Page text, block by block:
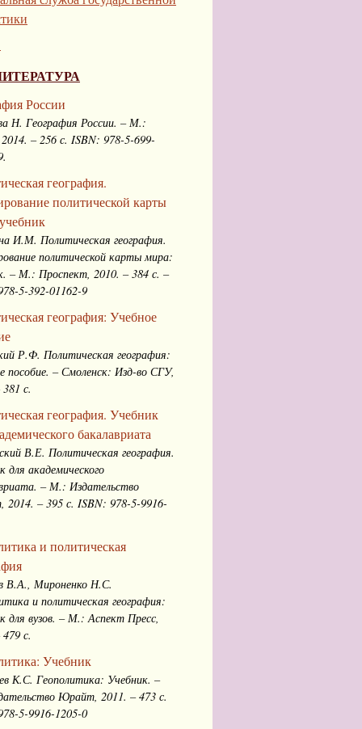
России
Н. География России. – М.:
– 256 с. ISBN: 978-5-699-
география.
политической карты
И.М. Политическая география.
политической карты мира:
– М.: Проспект, 2010. – 384 с. –
5-392-01162-9
география: Учебное
Р.Ф. Политическая география:
пособие. – Смоленск: Изд-во СГУ,
с.
география. Учебник
бакалавриата
В.Е. Политическая география.
для академического
– М.: Издательство
– 395 с. ISBN: 978-5-9916-
и политическая
В.А., Мироненко Н.С.
и политическая география:
для вузов. – М.: Аспект Пресс,
с.
Учебник
К.С. Геополитика: Учебник. –
Юрайт, 2011. – 473 с.
5-9916-1205-0